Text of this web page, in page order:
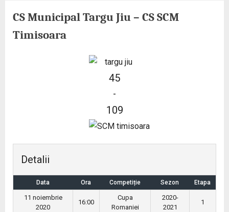
CS Municipal Targu Jiu – CS SCM
Timisoara
45
-
109
Detalii
Data Ora Competiție Sezon Etapa
11 noiembrie
2020
16:00
Cupa
Romaniei
2020-
2021
1